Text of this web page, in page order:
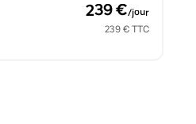
239 €/jour
239 € TTC